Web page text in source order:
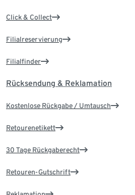
Click & Collect
Filialreservierung
Filialfinder
Rücksendung & Reklamation
Kostenlose Rückgabe / Umtausch
Retourenetikett
30 Tage Rückgaberecht
Retouren-Gutschrift